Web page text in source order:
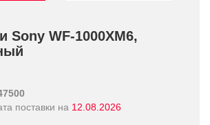
Sony WF-1000XM6,
поставки на 12.08.2026